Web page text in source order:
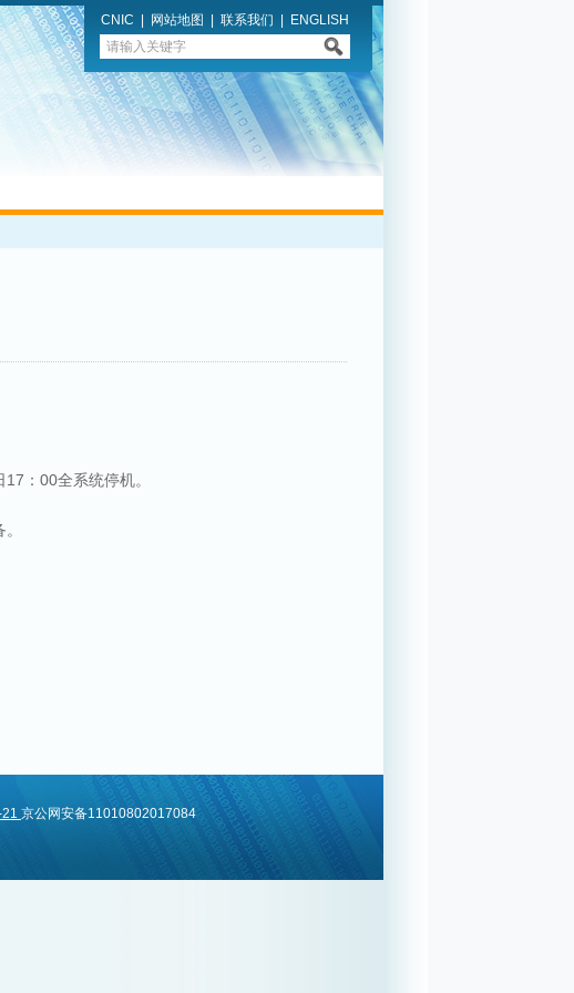
CNIC 网站地图 联系我们 ENGLISH
：00全系统停机。
京公网安备11010802017084